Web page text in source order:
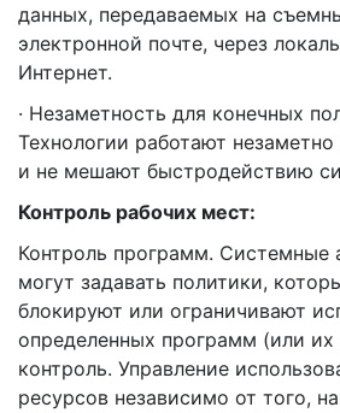
данных, передаваемых на
электронной почте, через
Интернет.
· Незаметность для конечных
Технологии работают незаметно
и не мешают быстродействию
Контроль рабочих мест:
Контроль программ. Системные
могут задавать политики,
блокируют или ограничивают
определенных программ (или их
контроль. Управление
ресурсов независимо от того,